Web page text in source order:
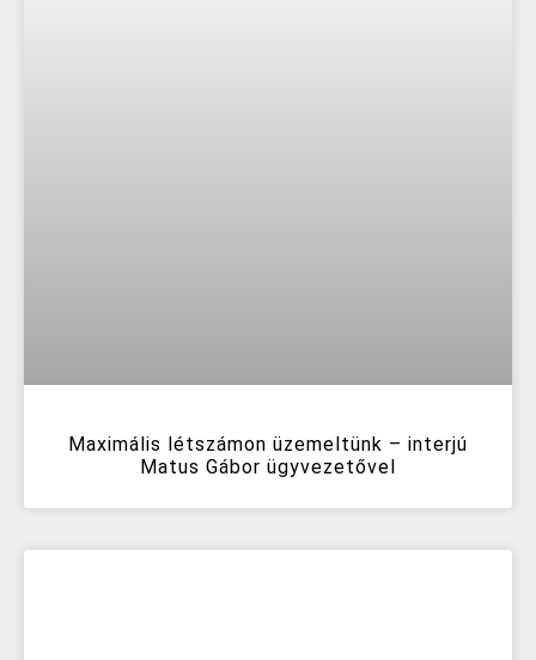
Maximális létszámon üzemeltünk – interjú
Matus Gábor ügyvezetővel